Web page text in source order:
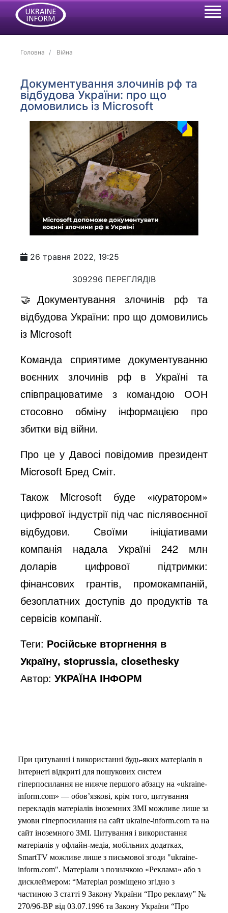
Головна Війна
Документування злочинів рф та
відбудова України: про що
домовились із Microsoft
26 травня 2022, 19:25
309296 ПЕРЕГЛЯДІВ
🤝Документування злочинів рф та
відбудова України: про що домовились
із Microsoft
Команда сприятиме документуванню
воєнних злочинів рф в Україні та
співпрацюватиме з командою ООН
стосовно обміну інформацією про
збитки від війни.
Про це у Давосі повідомив президент
Microsoft Бред Сміт.
Також Microsoft буде «куратором»
цифрової індустрії під час післявоєнної
відбудови. Своїми ініціативами
компанія надала Україні 242 млн
доларів цифрової підтримки:
фінансових грантів, промокампаній,
безоплатних доступів до продуктів та
сервісів компанії.
Теги: Російське вторгнення в
Україну, stoprussia, closethesky
Автор:УКРАЇНА ІНФОРМ
При цитуванні і використанні будь-яких матеріалів в
Інтернеті відкриті для пошукових систем
гіперпосилання не нижче першого абзацу на «ukraine-
inform.com» — обов’язкові, крім того, цитування
перекладів матеріалів іноземних ЗМІ можливе лише за
умови гіперпосилання на сайт ukraine-inform.com та на
сайт іноземного ЗМІ. Цитування і використання
матеріалів у офлайн-медіа, мобільних додатках,
SmartTV можливе лише з письмової згоди "ukraine-
inform.com". Матеріали з позначкою «Реклама» або з
дисклеймером: “Матеріал розміщено згідно з
частиною 3 статті 9 Закону України “Про рекламу” №
270/96-ВР від 03.07.1996 та Закону України “Про